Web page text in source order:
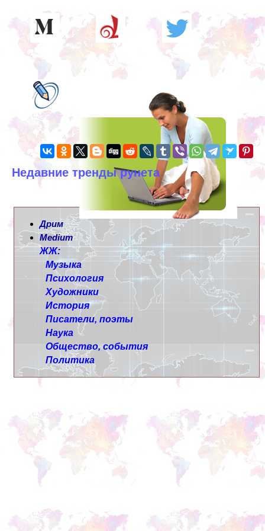
Недавние тренды рунета
Дрим
Medium
ЖЖ:
Музыка
Психология
Художники
История
Писатели, поэты
Наука
Общество, события
Политика